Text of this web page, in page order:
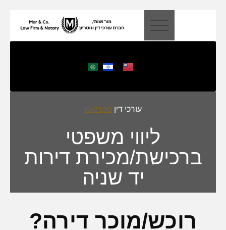
עורכי דין מקרקעין
ליווי משפטי
ברכישת/מכירת דירות
יד שניה
רוכש/מוכר דירה?